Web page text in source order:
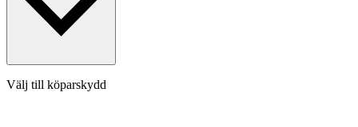
Välj till köparskydd